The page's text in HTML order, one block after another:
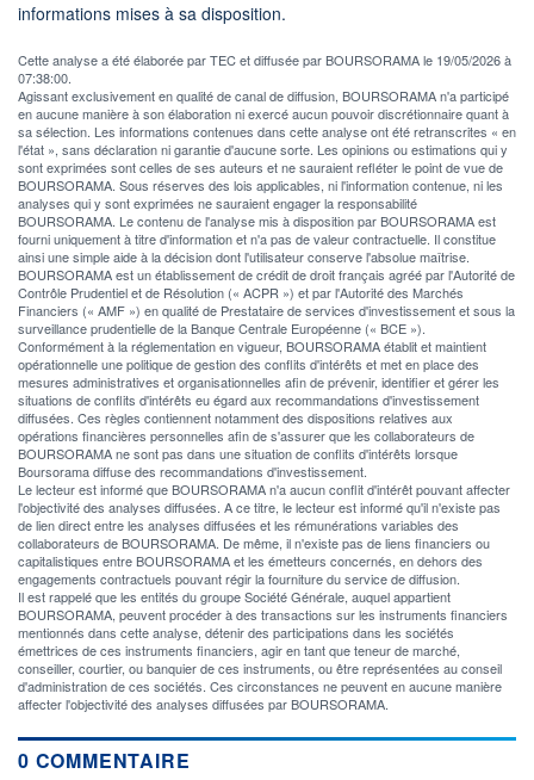
informations mises à sa disposition.
Cette analyse a été élaborée par TEC et diffusée par BOURSORAMA le 19/05/2026 à
07:38:00.
Agissant exclusivement en qualité de canal de diffusion, BOURSORAMA n'a participé
en aucune manière à son élaboration ni exercé aucun pouvoir discrétionnaire quant à
sa sélection. Les informations contenues dans cette analyse ont été retranscrites « en
l'état », sans déclaration ni garantie d'aucune sorte. Les opinions ou estimations qui y
sont exprimées sont celles de ses auteurs et ne sauraient refléter le point de vue de
BOURSORAMA. Sous réserves des lois applicables, ni l'information contenue, ni les
analyses qui y sont exprimées ne sauraient engager la responsabilité
BOURSORAMA. Le contenu de l'analyse mis à disposition par BOURSORAMA est
fourni uniquement à titre d'information et n'a pas de valeur contractuelle. Il constitue
ainsi une simple aide à la décision dont l'utilisateur conserve l'absolue maîtrise.
BOURSORAMA est un établissement de crédit de droit français agréé par l'Autorité de
Contrôle Prudentiel et de Résolution (« ACPR ») et par l'Autorité des Marchés
Financiers (« AMF ») en qualité de Prestataire de services d'investissement et sous la
surveillance prudentielle de la Banque Centrale Européenne (« BCE »).
Conformément à la réglementation en vigueur, BOURSORAMA établit et maintient
opérationnelle une politique de gestion des conflits d'intérêts et met en place des
mesures administratives et organisationnelles afin de prévenir, identifier et gérer les
situations de conflits d'intérêts eu égard aux recommandations d'investissement
diffusées. Ces règles contiennent notamment des dispositions relatives aux
opérations financières personnelles afin de s'assurer que les collaborateurs de
BOURSORAMA ne sont pas dans une situation de conflits d'intérêts lorsque
Boursorama diffuse des recommandations d'investissement.
Le lecteur est informé que BOURSORAMA n'a aucun conflit d'intérêt pouvant affecter
l'objectivité des analyses diffusées. A ce titre, le lecteur est informé qu'il n'existe pas
de lien direct entre les analyses diffusées et les rémunérations variables des
collaborateurs de BOURSORAMA. De même, il n'existe pas de liens financiers ou
capitalistiques entre BOURSORAMA et les émetteurs concernés, en dehors des
engagements contractuels pouvant régir la fourniture du service de diffusion.
Il est rappelé que les entités du groupe Société Générale, auquel appartient
BOURSORAMA, peuvent procéder à des transactions sur les instruments financiers
mentionnés dans cette analyse, détenir des participations dans les sociétés
émettrices de ces instruments financiers, agir en tant que teneur de marché,
conseiller, courtier, ou banquier de ces instruments, ou être représentées au conseil
d'administration de ces sociétés. Ces circonstances ne peuvent en aucune manière
affecter l'objectivité des analyses diffusées par BOURSORAMA.
0 COMMENTAIRE